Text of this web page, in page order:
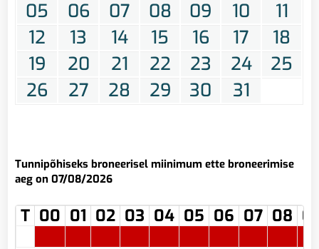
05 06 07 08 09 10
11
12
13 14 15 16 17
18
19
20 21 22 23 24
25
26
27 28 29 30 31
Tunnipõhiseks broneerisel miinimum ette broneerimise
aeg on 07/08/2026
T 00 01 02 03 04 05 06 07 08